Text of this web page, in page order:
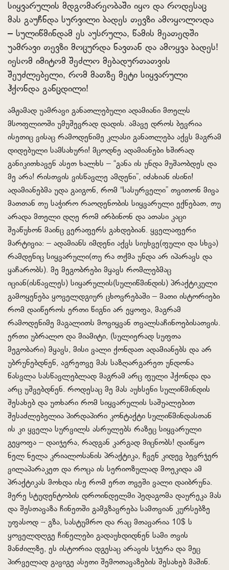
სიყვარულის მდგომარეობაში იყო და როდესაც
მას გაუჩნდა სურვილი ბადეს თევზი ამოყოლოდა
– სულიწმინდამ ეს აუსრულა, წამის მეათედში
უამრავი თევზი მოცურდა ნავთან და ამოყვა ბადეს!
იესომ იმიტომ შეძლო მებადურთათვის
შეუძლებელი, რომ მათზე მეტი სიყვარული
ჰქონდა განცდილი!
ამჟამად უამრავი განათლებული ადამიანი მთელს
მსოფლიოში უმუშევრად დადის. ამავე დროს ბევრია
ისეთიც ვისაც რამოდენიმე კლასი განათლება აქვს მაგრამ
დიდებული სამსახური! მცოდნე ადამიანები ხშირად
განიკითხავენ ასეთ ხალხს – “განა ის უნდა მუშაობდეს და
მე არა! რისთვის ვისწავლე ამდენი”, იძახიან ისინი!
ადამიანებმა უდა გაიგონ, რომ “სასურველი” თვითონ მივა
მათთან თუ საჭირო რაოდენობის სიყვარული ექნებათ, თუ
არადა მთელი დღე რომ ირბინონ და ათასი კაცი
შეაწუხონ მაინც ვერაფერს გახდებიან. ყველაფერი
მარტივია: – ადამიანს იმდენი აქვს სიუხვე(ფული და სხვა)
რამდენიც სიყვარული(თუ რა თქმა უნდა არ იპარავს და
ყაჩარობს). მე მეგობრები მყავს რომლებმაც
იციან(ისწავლეს) სიყარულის(სულიწმინდის) პრაქტიკული
გამოყენება ყოველდგიურ ცხოვრებაში – მათი ისტორიები
რომ დაიწეროს ერთი წიგნი არ ეყოფა, მაგრამ
რამოდენიმე მაგალითს მოვიყვან თვალსაჩინოებისათვის.
ერთი უბრალო და მიამიტი, (სულიერად სუფთა
მეგობარი) მყავს, მისი ვალი ქონდათ ადამიანებს და არ
უბრუნებდნენ, აგრეთვე მას საზღარგარეთ უნდონა
წასვლა სასწავლებლად მაგრამ არც ფული ჰქონდა და
არც უშვებდნენ. როდესაც მე მას აუხსენი სულიწმინდის
შესახებ და უთხარი რომ სიყვარულის საშუალებით
შესაძლებელია პირდაპირი კონტაქტი სულიწმინდასთან
ის კი ყველა სურვილს ასრულებს რაზეც სიყვარული
გეყოფა – დაიჯერა, რადგან კარგად მიცნობს! დაიწყო
ნელ ნელა კრიალოსანის პრაქტიკა, ჩვენ კიდევ ბევრჯერ
ვილაპარაკეთ და როცა ის სერიოზულად მოეკიდა ამ
პრაქტიკას მოხდა ისე რომ ერთ თვეში ვალი დაიბრუნა.
მერე სტუდენტობის დროინდელმი პედაგომა დაურეკა მას
და შესთავაზა ჩინეთში გამგზავრება სამთვიან კურსებზე
უფასოდ – გზა, სასტუმრო და რაც მთავარია 10$ ს
ყოველდღგე ჩინელები გადაუხდიდნენ სამი თვის
მანძილზე, ეს ისტორია დგესაც არავის სჯერა და მეც
პირველად გავიგე ასეთი შემოთავაზების შესახებ მაშინ.